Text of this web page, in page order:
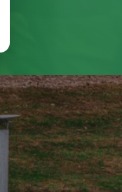
métiers
proposé par ViteUnDevis.com-